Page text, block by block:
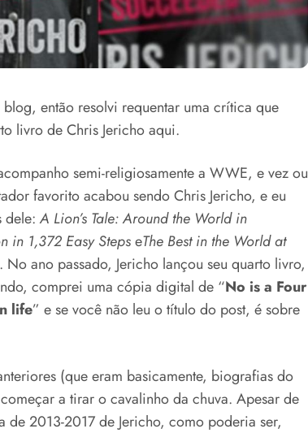
então resolvi requentar uma crítica que
livro de Chris Jericho aqui.
semi-religiosamente a WWE, e vez ou
favorito acabou sendo Chris Jericho, e eu
dele:A Lion’s Tale: Around the World in
in 1,372 Easy StepseThe Best in the World at
ano passado, Jericho lançou seu quarto livro,
comprei uma cópia digital de “No is a Four
life” e se você não leu o título do post, é sobre
(que eram basicamente, biografias do
a tirar o cavalinho da chuva. Apesar de
2013-2017 de Jericho, como poderia ser,